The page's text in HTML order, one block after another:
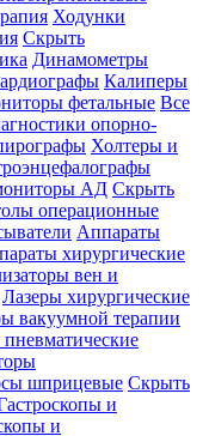
Ходунки
Скрыть
Динамометры
Калиперы
фетальные Все
опорно-
Холтеры и
АД Скрыть
операционные
Аппараты
хирургические
вен и
Лазеры хирургические
вакуумной терапии
шприцевые Скрыть
и
и